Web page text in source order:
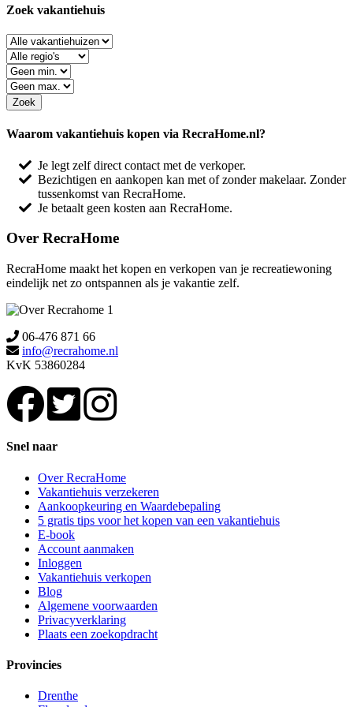
Zoek vakantiehuis
Waarom vakantiehuis kopen via RecraHome.nl?
Je legt zelf direct contact met de verkoper.
Bezichtigen en aankopen kan met of zonder makelaar. Zonder
tussenkomst van RecraHome.
Je betaalt geen kosten aan RecraHome.
Over RecraHome
RecraHome maakt het kopen en verkopen van je recreatiewoning
eindelijk net zo ontspannen als je vakantie zelf.
06-476 871 66
info@recrahome.nl
KvK 53860284
Snel naar
Over RecraHome
Vakantiehuis verzekeren
Aankoopkeuring en Waardebepaling
5 gratis tips voor het kopen van een vakantiehuis
E-book
Account aanmaken
Inloggen
Vakantiehuis verkopen
Blog
Algemene voorwaarden
Privacyverklaring
Plaats een zoekopdracht
Provincies
Drenthe